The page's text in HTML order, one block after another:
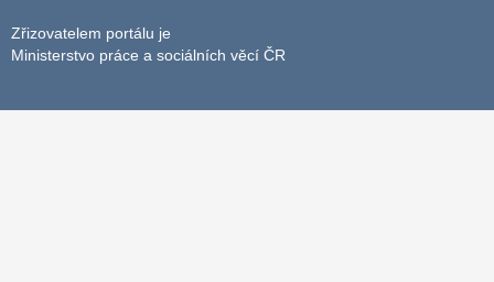
Zřizovatelem portálu je
Ministerstvo práce a sociálních věcí ČR